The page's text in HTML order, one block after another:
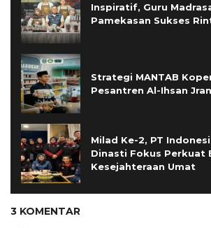
Inspiratif, Guru
Pamekasan Sukses
Strategi MANTAB
Pesantren Al-Ihsan
Milad Ke-2, PT
Dinasti Fokus Perkuat
Kesejahteraan Umat
3 KOMENTAR